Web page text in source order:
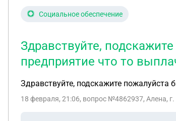
Социальное обеспечение
Здравствуйте,
предприятие что то
Здравствуйте, подскажите пожалуйста
18 февраля, 21:06, вопрос №4862937, Алена, г.